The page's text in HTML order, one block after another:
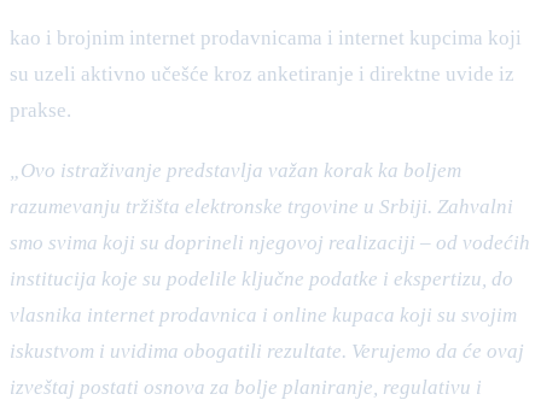
kao i brojnim internet prodavnicama i internet kupcima koji
su uzeli aktivno učešće kroz anketiranje i direktne uvide iz
prakse.
„Ovo istraživanje predstavlja važan korak ka boljem
razumevanju tržišta elektronske trgovine u Srbiji. Zahvalni
smo svima koji su doprineli njegovoj realizaciji – od vodećih
institucija koje su podelile ključne podatke i ekspertizu, do
vlasnika internet prodavnica i online kupaca koji su svojim
iskustvom i uvidima obogatili rezultate. Verujemo da će ovaj
izveštaj postati osnova za bolje planiranje, regulativu i